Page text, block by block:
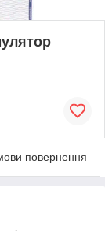
повернення